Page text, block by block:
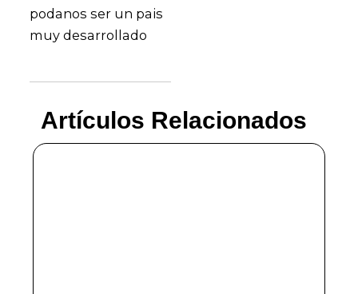
podanos ser un pais
muy desarrollado
Artículos Relacionados